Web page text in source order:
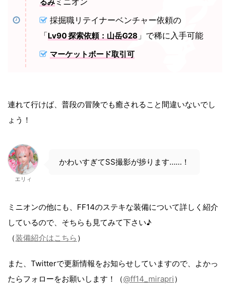
採掘職リテイナーベンチャー依頼の
「Lv90 探索依頼：山岳G28 」で稀に入手可能
マーケットボード取引可
連れて行けば、普段の冒険でも癒されること間違いないでし
ょう！
エリィ
かわいすぎてSS撮影が捗ります……！
ミニオンの他にも、FF14のステキな装備について詳しく紹介
しているので、そちらも見てみて下さい♪
（装備紹介はこちら ）
また、Twitterで更新情報をお知らせしていますので、よかっ
たらフォローをお願いします！（@ff14_mirapri）